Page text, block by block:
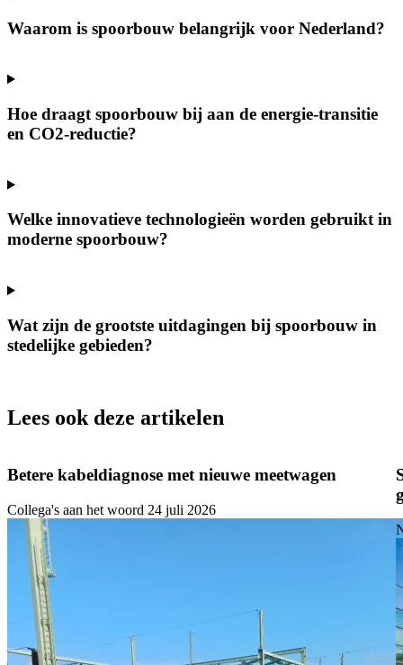
Waarom is spoorbouw belangrijk voor Nederland?
Hoe draagt spoorbouw bij aan de energie-transitie
en CO2-reductie?
Welke innovatieve technologieën worden gebruikt in
moderne spoorbouw?
Wat zijn de grootste uitdagingen bij spoorbouw in
stedelijke gebieden?
Lees ook deze artikelen
Betere kabeldiagnose met nieuwe meetwagen
Collega's aan het woord 24 juli 2026